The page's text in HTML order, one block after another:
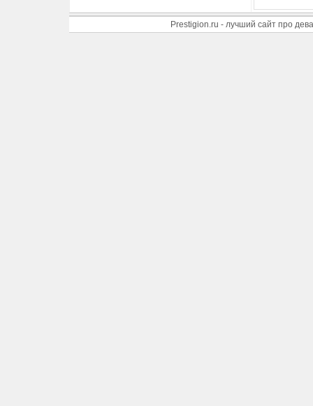
Prestigion.ru - лучший сайт про